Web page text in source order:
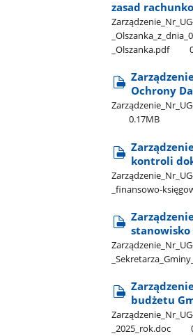
zasad
_Olszanka.pdf
Ochrony
0.17MB
kontroli
_finansowo-
stanowisko
budżetu
_2025​_rok.doc